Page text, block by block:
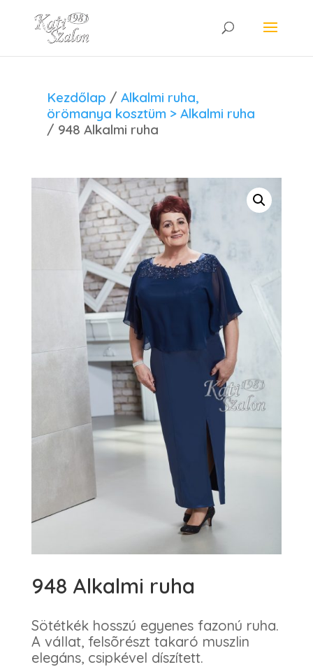
Kezdőlap /Alkalmi ruha,
örömanya kosztüm > Alkalmi ruha
/ 948 Alkalmi ruha
948 Alkalmi ruha
Sötétkék hosszú egyenes fazonú ruha.
A vállat, felsõrészt takaró muszlin
elegáns, csipkével díszített.